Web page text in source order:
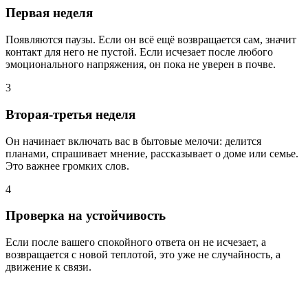
Первая неделя
Появляются паузы. Если он всё ещё возвращается сам, значит
контакт для него не пустой. Если исчезает после любого
эмоционального напряжения, он пока не уверен в почве.
3
Вторая-третья неделя
Он начинает включать вас в бытовые мелочи: делится
планами, спрашивает мнение, рассказывает о доме или семье.
Это важнее громких слов.
4
Проверка на устойчивость
Если после вашего спокойного ответа он не исчезает, а
возвращается с новой теплотой, это уже не случайность, а
движение к связи.